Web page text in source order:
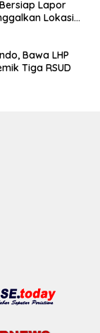
Lapor
Lokasi
Bawa LHP
Tiga RSUD